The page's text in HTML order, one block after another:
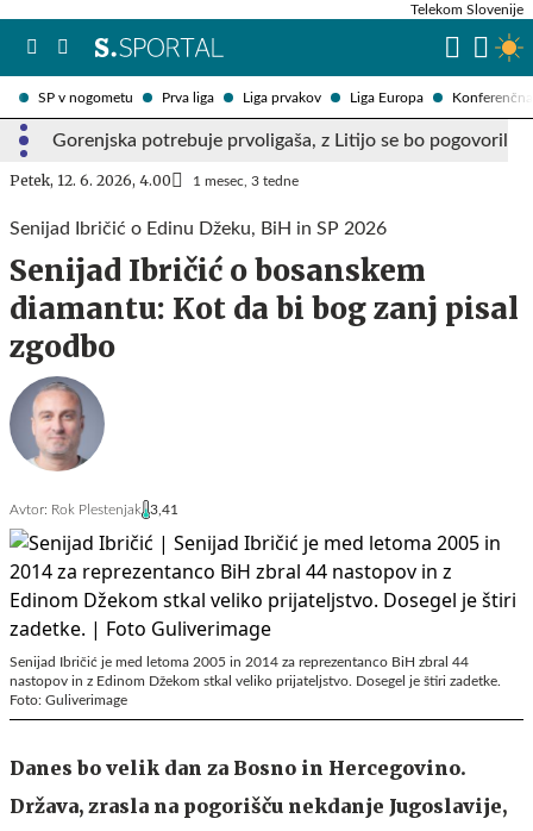
SP v nogometu Prva liga Liga prvakov Liga Europa
Gorenjska potrebuje prvoligaša, z Litijo se bo pogovoril
Telekom Slovenije
Petek, 12. 6. 2026, 4.00 1 mesec, 3 tedne
Senijad Ibričić o Edinu Džeku, BiH in SP 2026
Senijad Ibričić o bosanskem
diamantu: Kot da bi bog zanj pisal
zgodbo
Avtor: Rok Plestenjak 3,41
Senijad Ibričić je med letoma 2005 in 2014 za reprezentanco BiH zbral 44
nastopov in z Edinom Džekom stkal veliko prijateljstvo. Dosegel je štiri zadetke.
Foto: Guliverimage
Danes bo velik dan za Bosno in Hercegovino.
Država, zrasla na pogorišču nekdanje Jugoslavije,